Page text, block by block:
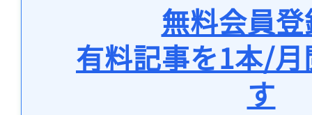
無料会員
有料記事を1本/
す